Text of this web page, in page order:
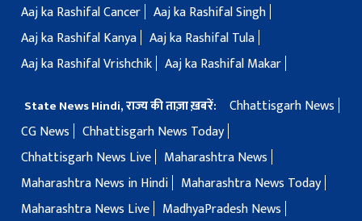
Aaj ka Rashifal Cancer Aaj ka Rashifal Singh
Aaj ka Rashifal Kanya Aaj ka Rashifal Tula
Aaj ka Rashifal Vrishchik Aaj ka Rashifal Makar
State News Hindi, राज्य की ताज़ा ख़बरें:
Chhattisgarh News
CG News
Chhattisgarh News Today
Chhattisgarh News Live
Maharashtra News
Maharashtra News in Hindi
Maharashtra News Today
Maharashtra News Live
MadhyaPradesh News